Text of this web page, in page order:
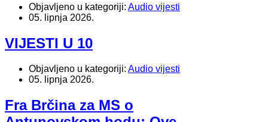
Objavljeno u kategoriji: Audio vijesti
05. lipnja 2026.
VIJESTI U 10
Objavljeno u kategoriji: Audio vijesti
05. lipnja 2026.
Fra Brčina za MS o